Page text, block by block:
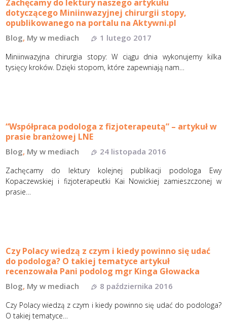
Zachęcamy do lektury naszego artykułu
dotyczącego Miniinwazyjnej chirurgii stopy,
opublikowanego na portalu na Aktywni.pl
Blog, My w mediach 1 lutego 2017
Miniinwazyjna chirurgia stopy: W ciągu dnia wykonujemy kilka
tysięcy kroków. Dzięki stopom, które zapewniają nam…
“Współpraca podologa z fizjoterapeutą” – artykuł w
prasie branżowej LNE
Blog, My w mediach 24 listopada 2016
Zachęcamy do lektury kolejnej publikacji podologa Ewy
Kopaczewskiej i fizjoterapeutki Kai Nowickiej zamieszczonej w
prasie…
Czy Polacy wiedzą z czym i kiedy powinno się udać
do podologa? O takiej tematyce artykuł
recenzowała Pani podolog mgr Kinga Głowacka
Blog, My w mediach 8 października 2016
Czy Polacy wiedzą z czym i kiedy powinno się udać do podologa?
O takiej tematyce…